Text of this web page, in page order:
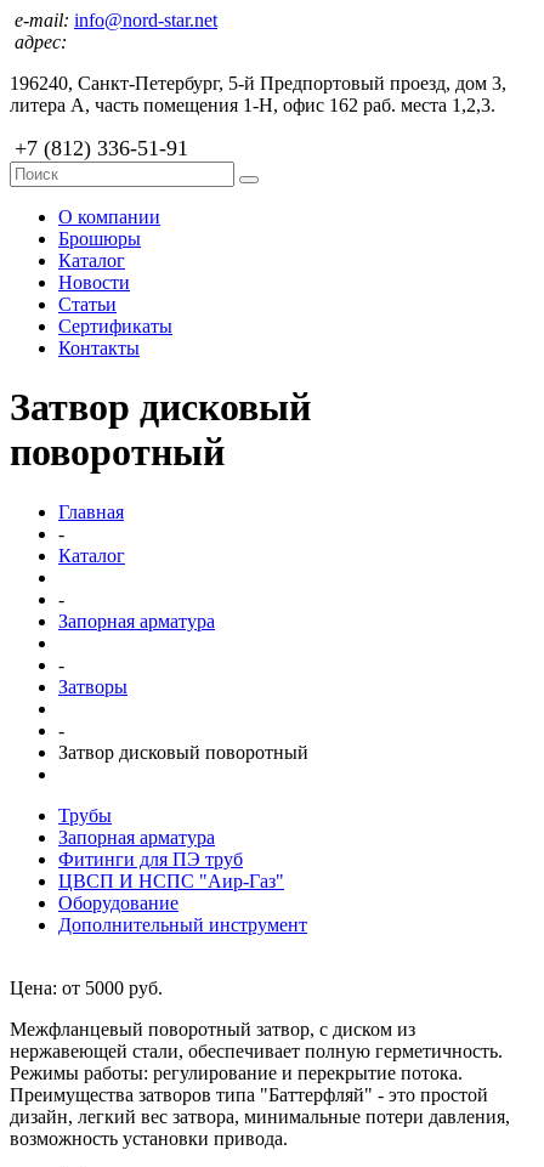
e-mail: info@nord-star.net
адрес:
196240, Санкт-Петербург, 5-й Предпортовый проезд, дом 3,
литера А, часть помещения 1-Н, офис 162 раб. места 1,2,3.
+7 (812) 336-51-91
О компании
Брошюры
Каталог
Новости
Статьи
Сертификаты
Контакты
Затвор дисковый
поворотный
Главная
-
Каталог
-
Запорная арматура
-
Затворы
-
Затвор дисковый поворотный
Трубы
Запорная арматура
Фитинги для ПЭ труб
ЦВСП И НСПС "Аир-Газ"
Оборудование
Дополнительный инструмент
Цена: от 5000 руб.
Межфланцевый поворотный затвор, с диском из
нержавеющей стали, обеспечивает полную герметичность.
Режимы работы: регулирование и перекрытие потока.
Преимущества затворов типа "Баттерфляй" - это простой
дизайн, легкий вес затвора, минимальные потери давления,
возможность установки привода.